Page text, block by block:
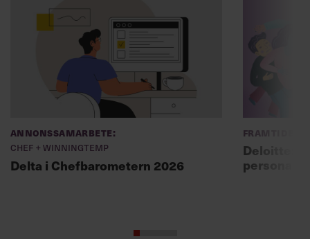
Annonssamarbete:
Chef + Winningtemp
Delta i Chefbarometern 2026
Deloitte:
personal